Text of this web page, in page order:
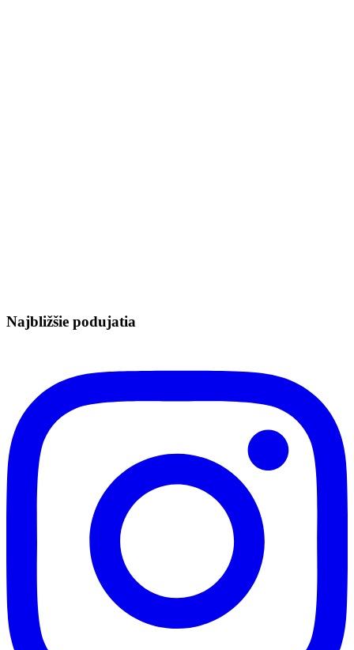
Najbližšie podujatia